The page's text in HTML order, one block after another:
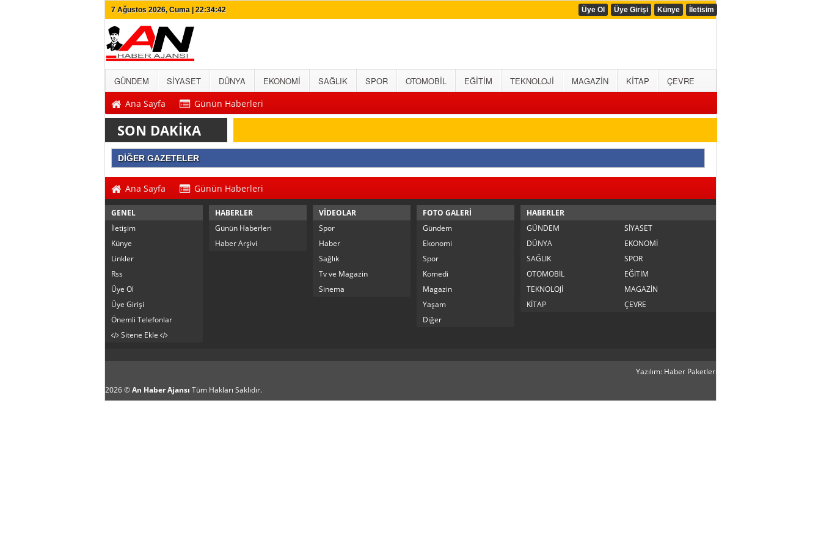
7 Ağustos 2026, Cuma | 22:34:42 Üye Ol Üye Girişi Künye İletisim
GÜNDEM SİYASET DÜNYA EKONOMİ SAĞLIK SPOR OTOMOBİL EĞİTİM TEKNOLOJİ MAGAZİN KİTAP
ÇEVRE
Ana Sayfa
Günün Haberleri
SON DAKİKA
DİĞER GAZETELER
Ana Sayfa Günün Haberleri
GENEL
İletişim
Künye
Linkler
Rss
Üye Ol
Üye Girişi
Önemli Telefonlar
Sitene Ekle
HABERLER
Günün Haberleri
Haber Arşivi
VİDEOLAR
Spor
Haber
Sağlık
Tv ve Magazin
Sinema
FOTO GALERİ
Gündem
Ekonomi
Spor
Komedi
Magazin
Yaşam
Diğer
HABERLER
GÜNDEM
SİYASET
DÜNYA
EKONOMİ
SAĞLIK
SPOR
OTOMOBİL
EĞİTİM
TEKNOLOJİ
MAGAZİN
KİTAP
ÇEVRE
2026 © An Haber Ajansı Tüm Hakları Saklıdır.
Yazılım: Haber Paketleri